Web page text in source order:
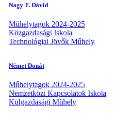
Nagy T. Dávid
Műhelytagok 2024-2025
Közgazdasági Iskola
Technológiai Jövők Műhely
Német Donát
Műhelytagok 2024-2025
Nemzetközi Kapcsolatok Iskola
Külgazdasági Műhely